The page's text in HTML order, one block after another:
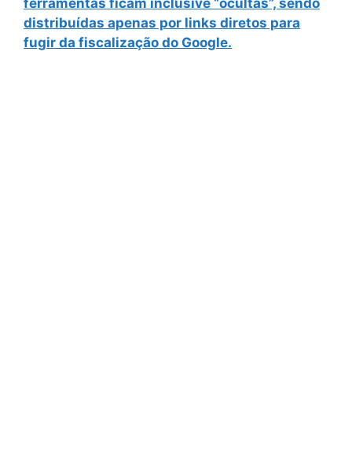
ferramentas ficam inclusive “ocultas”, sendo
distribuídas apenas por links diretos para
fugir da fiscalização do Google.